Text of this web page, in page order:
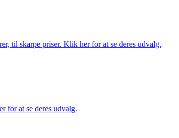
til skarpe priser. Klik her for at se deres udvalg.
for at se deres udvalg.